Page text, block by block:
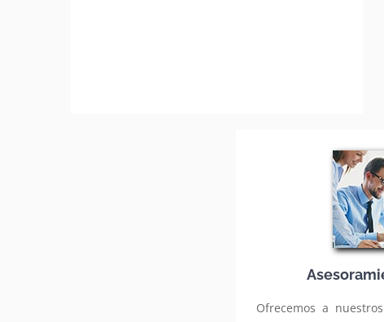
Ofrecemos a